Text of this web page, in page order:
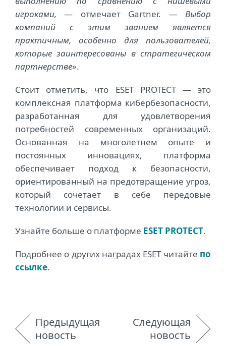
игроками,— отмечает Gartner. —Выбор
компаний с этим званием является
практичным, особенно для пользователей,
которые заинтересованы в стратегическом
партнерстве».
Стоит отметить, что ESET PROTECT — это
комплексная платформа кибербезопасности,
разработанная для удовлетворения
потребностей современных организаций.
Основанная на многолетнем опыте и
постоянных инновациях, платформа
обеспечивает подход к безопасности,
ориентированный на предотвращение угроз,
который сочетает в себе передовые
технологии и сервисы.
Узнайте больше о платформе ESET PROTECT.
Подробнее о других наградах ESET читайте по
ссылке.
Предыдущая
новость
Следующая
новость